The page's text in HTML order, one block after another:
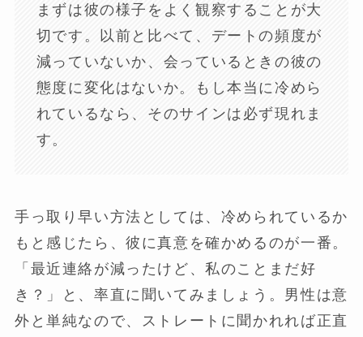
まずは彼の様子をよく観察することが大
切です。以前と比べて、デートの頻度が
減っていないか、会っているときの彼の
態度に変化はないか。もし本当に冷めら
れているなら、そのサインは必ず現れま
す。
手っ取り早い方法としては、冷められているか
もと感じたら、彼に真意を確かめるのが一番。
「最近連絡が減ったけど、私のことまだ好
き？」と、率直に聞いてみましょう。男性は意
外と単純なので、ストレートに聞かれれば正直